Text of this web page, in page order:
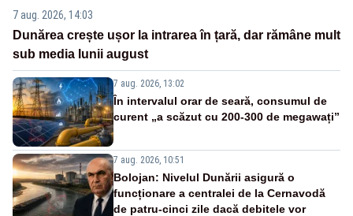
7 aug. 2026, 14:03
Dunărea crește ușor la intrarea în țară, dar rămâne mult
sub media lunii august
7 aug. 2026, 13:02
În intervalul orar de seară, consumul de
curent „a scăzut cu 200-300 de megawați”
7 aug. 2026, 10:51
Bolojan: Nivelul Dunării asigură o
funcționare a centralei de la Cernavodă
de patru-cinci zile dacă debitele vor